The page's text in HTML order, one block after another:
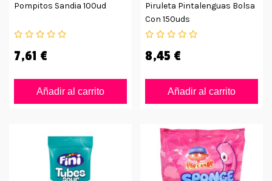
Pompitos Sandia 100ud
7,61 €
Añadir al carrito
Piruleta Pintalenguas Bolsa
Con 150uds
8,45 €
Añadir al carrito